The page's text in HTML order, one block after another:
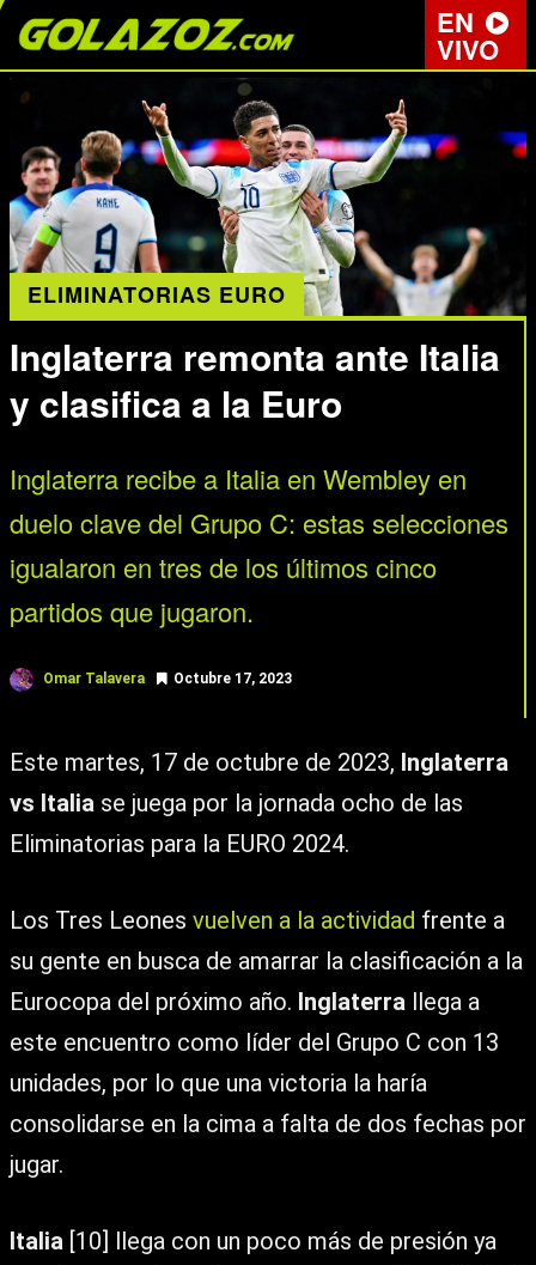
EN
VIVO
ELIMINATORIAS EURO
Inglaterra remonta ante Italia
y clasifica a la Euro
Inglaterra recibe a Italia en Wembley en
duelo clave del Grupo C: estas selecciones
igualaron en tres de los últimos cinco
partidos que jugaron.
Omar Talavera Octubre 17, 2023
Este martes, 17 de octubre de 2023, Inglaterra
vs Italia se juega por la jornada ocho de las
Eliminatorias para la EURO 2024.
Los Tres Leones vuelven a la actividad frente a
su gente en busca de amarrar la clasificación a la
Eurocopa del próximo año. Inglaterra llega a
este encuentro como líder del Grupo C con 13
unidades, por lo que una victoria la haría
consolidarse en la cima a falta de dos fechas por
jugar.
Italia [10] llega con un poco más de presión ya